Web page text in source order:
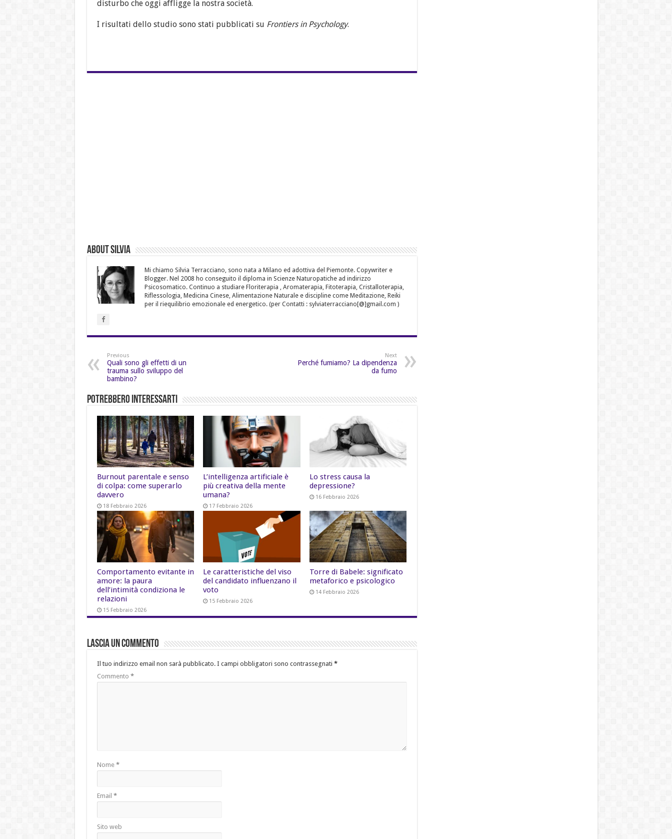
disturbo che oggi affligge la nostra società.
I risultati dello studio sono stati pubblicati su Frontiers in Psychology.
About Silvia
Mi chiamo Silvia Terracciano, sono nata a Milano ed adottiva del Piemonte. Copywriter e
Blogger. Nel 2008 ho conseguito il diploma in Scienze Naturopatiche ad indirizzo
Psicosomatico. Continuo a studiare Floriterapia , Aromaterapia, Fitoterapia, Cristalloterapia,
Riflessologia, Medicina Cinese, Alimentazione Naturale e discipline come Meditazione, Reiki
per il riequilibrio emozionale ed energetico. (per Contatti : sylviaterracciano[@]gmail.com )
Previous
Quali sono gli effetti di un
trauma sullo sviluppo del
bambino?
Next
Perché fumiamo? La dipendenza
da fumo
Potrebbero Interessarti
Burnout parentale e senso
di colpa: come superarlo
davvero
18 Febbraio 2026
L’intelligenza artificiale è
più creativa della mente
umana?
17 Febbraio 2026
Lo stress causa la
depressione?
16 Febbraio 2026
Comportamento evitante in
amore: la paura
dell’intimità condiziona le
relazioni
15 Febbraio 2026
Le caratteristiche del viso
del candidato influenzano il
voto
15 Febbraio 2026
Torre di Babele: significato
metaforico e psicologico
14 Febbraio 2026
Lascia un commento
Il tuo indirizzo email non sarà pubblicato. I campi obbligatori sono contrassegnati *
Commento *
Nome *
Email *
Sito web